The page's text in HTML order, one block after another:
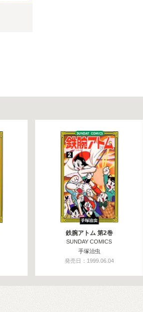
鉄腕アトム 第2巻
SUNDAY COMICS
手塚治虫
発売日：1999.06.04